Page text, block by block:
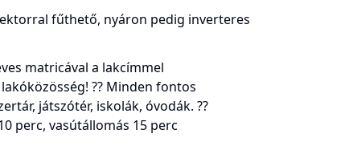
fűthető, nyáron pedig inverteres
matricával a lakcímmel
?? Minden fontos
játszótér, iskolák, óvodák. ??
perc, vasútállomás 15 perc